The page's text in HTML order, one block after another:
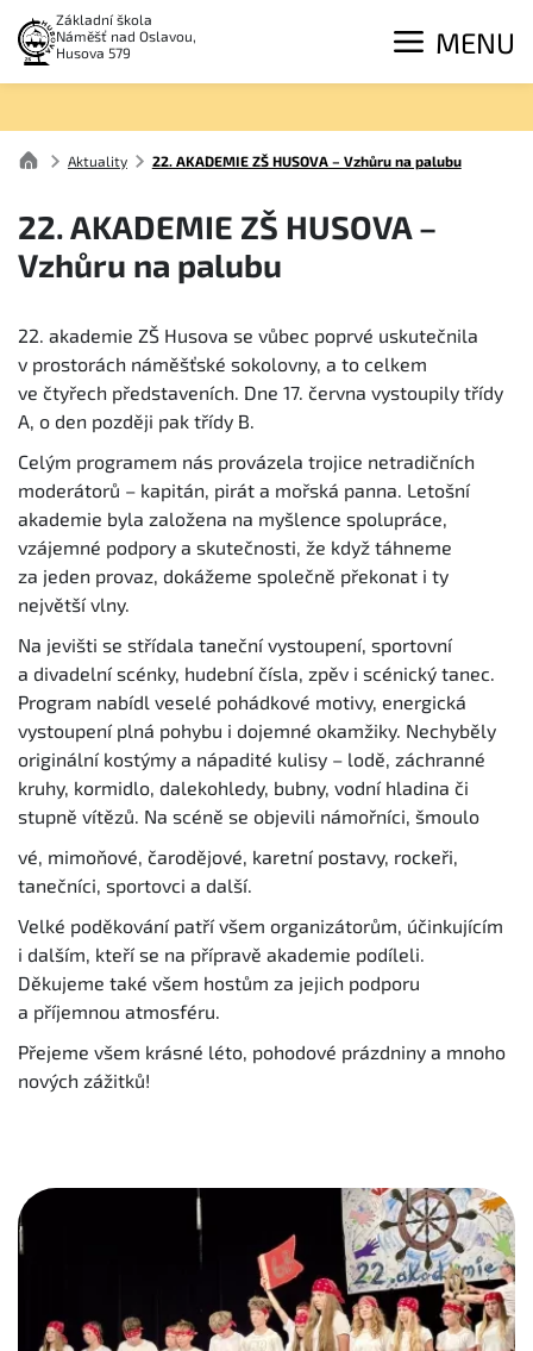
Základní škola
Náměšť nad Oslavou,
Husova 579
MENU
Aktuality 22. AKADEMIE ZŠ HUSOVA – Vzhůru na palubu
22. AKADEMIE ZŠ HUSOVA –
Vzhůru na palubu
22. akademie ZŠ Husova se vůbec poprvé uskutečnila
v prostorách náměšťské sokolovny, a to celkem
ve čtyřech představeních. Dne 17. června vystoupily třídy
A, o den později pak třídy B.
Celým programem nás provázela trojice netradičních
moderátorů – kapitán, pirát a mořská panna. Letošní
akademie byla založena na myšlence spolupráce,
vzájemné podpory a skutečnosti, že když táhneme
za jeden provaz, dokážeme společně překonat i ty
největší vlny.
Na jevišti se střídala taneční vystoupení, sportovní
a divadelní scénky, hudební čísla, zpěv i scénický tanec.
Program nabídl veselé pohádkové motivy, energická
vystoupení plná pohybu i dojemné okamžiky. Nechyběly
originální kostýmy a nápadité kulisy – lodě, záchranné
kruhy, kormidlo, dalekohledy, bubny, vodní hladina či
stupně vítězů. Na scéně se objevili námořníci, šmoulo
vé, mimoňové, čarodějové, karetní postavy, rockeři,
tanečníci, sportovci a další.
Velké poděkování patří všem organizátorům, účinkujícím
i dalším, kteří se na přípravě akademie podíleli.
Děkujeme také všem hostům za jejich podporu
a příjemnou atmosféru.
Přejeme všem krásné léto, pohodové prázdniny a mnoho
nových zážitků!